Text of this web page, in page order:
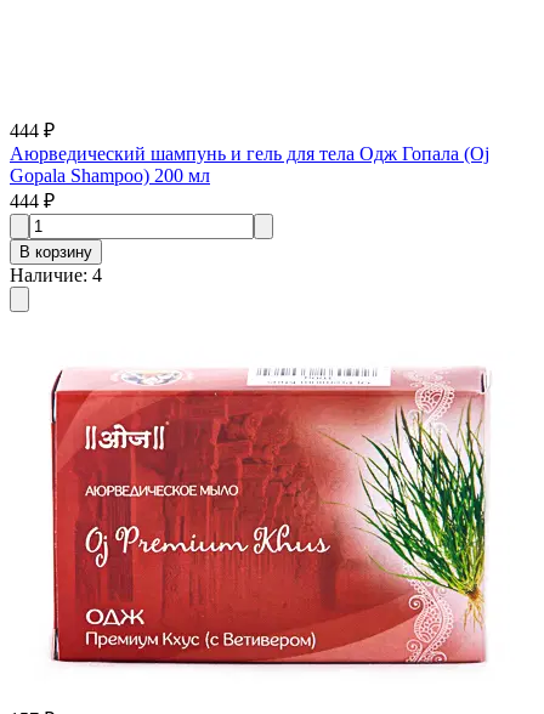
444 ₽
Аюрведический шампунь и гель для тела Одж Гопала (Oj
Gopala Shampoo) 200 мл
444 ₽
В корзину
Наличие: 4